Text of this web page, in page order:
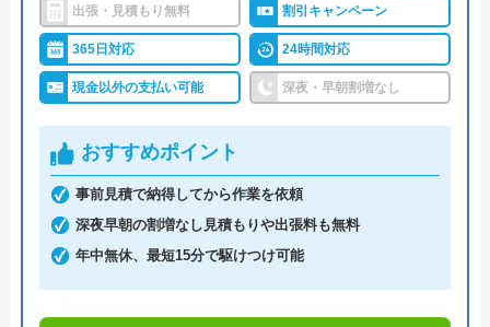
ど水まわり設備全般の修理が可能な、誰でも相談し
やすい水道業者です。
熟練スタッフが訪問してくれるため、技術面に関し
ては信頼出来ますし、最短30分での駆けつけや見積
もりは無料の面も加味すると、相見積もりに利用し
たい業者の一つです。
0120-896-893
出張・見積もり無料 割引キャンペーン
365日対応 24時間対応
現金以外の支払い可能 深夜・早朝割増なし
おすすめポイント
事前見積で納得してから作業を依頼
深夜早朝の割増なし見積もりや出張料も無料
年中無休、最短15分で駆けつけ可能